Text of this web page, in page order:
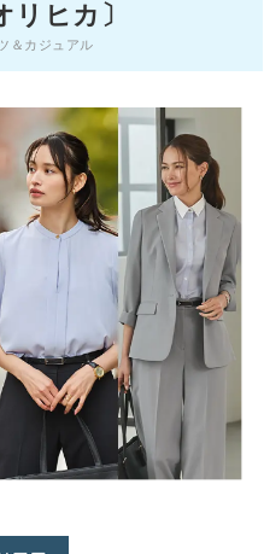
リヒカ〕
＆カジュアル